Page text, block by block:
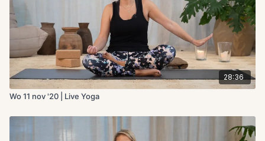
28:36
Wo 11 nov '20 | Live Yoga